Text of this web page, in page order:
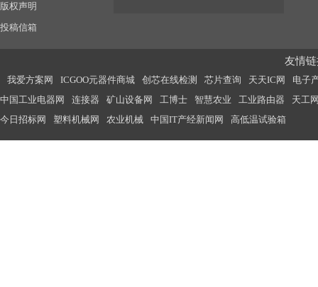
版权声明
投稿信箱
友情
我爱方案网 ICGOO元器件商城 创芯在线检测 芯片查询 天天IC网
电子
中国工业电器网
连接器 矿山设备网 工博士 智慧农业 工业路由器
天工
今日招标网
塑料机械网 农业机械 中国IT产经新闻网 高低温试验箱